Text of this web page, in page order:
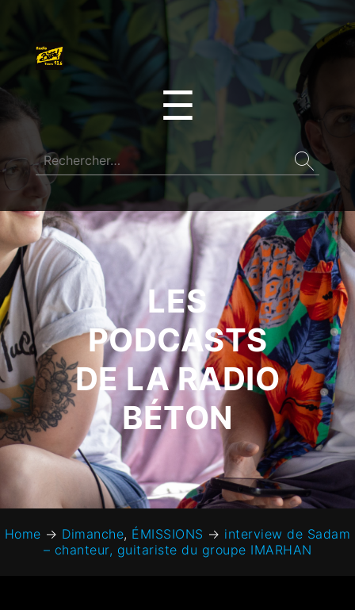
☰
LES
PODCASTS
DE LA RADIO
BÉTON
Home → Dimanche, ÉMISSIONS → interview de Sadam
– chanteur, guitariste du groupe IMARHAN